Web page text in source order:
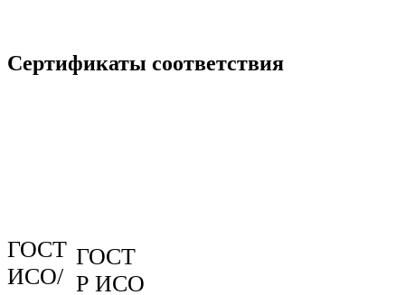
Сертификаты соответствия
ГОСТ
ИСО/
ГОСТ
Р ИСО